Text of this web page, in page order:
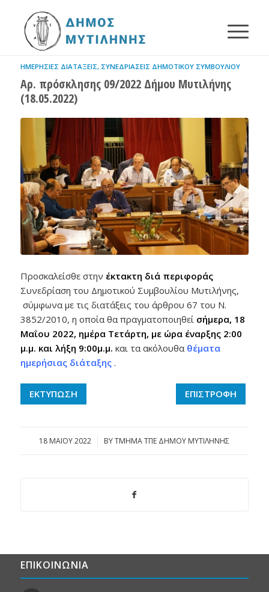
ΗΜΕΡΉΣΙΕΣ ΔΙΑΤΆΞΕΙΣ, ΣΥΝΕΔΡΙΆΣΕΙΣ ΔΗΜΟΤΙΚΟΎ ΣΥΜΒΟΥΛΊΟΥ
Αρ. πρόσκλησης 09/2022 Δήμου Μυτιλήνης
(18.05.2022)
Προσκαλείσθε στην έκτακτη διά περιφοράς
Συνεδρίαση του Δημοτικού Συμβουλίου Μυτιλήνης,
σύμφωνα με τις διατάξεις του άρθρου 67 του Ν.
3852/2010, η οποία θα πραγματοποιηθεί σήμερα, 18
Μαΐου 2022, ημέρα Τετάρτη, με ώρα έναρξης 2:00
μ.μ. και λήξη 9:00μ.μ. και τα ακόλουθα θέματα
ημερήσιας διάταξης.
ΕΚΤΥΠΩΣΗ ΕΠΙΣΤΡΟΦΗ
18 ΜΑΪ́ΟΥ 2022
/ BYΤΜΗΜΑ ΤΠΕ ΔΗΜΟΥ ΜΥΤΙΛΗΝΗΣ
ΕΠΙΚΟΙΝΩΝΙΑ